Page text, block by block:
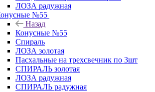
ЛОЗА радужная
№55
Назад
Конусные №55
Спираль
ЛОЗА золотая
Пасхальные на трехсвечник по 3шт
СПИРАЛЬ золотая
ЛОЗА радужная
СПИРАЛЬ радужная